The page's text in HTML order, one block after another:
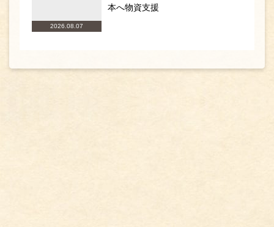
2026.08.07
本へ物資支援